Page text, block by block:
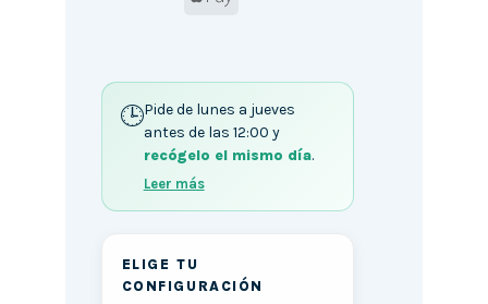
Pide de lunes a jueves
antes de las 12:00 y
recógelo el mismo día.
Leer más
ELIGE TU
CONFIGURACIÓN